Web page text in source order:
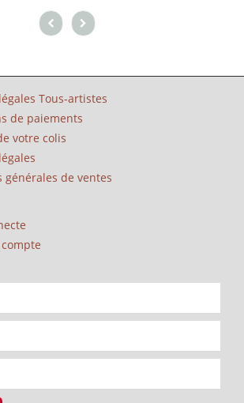
Tous-artistes
de paiements
votre colis
générales de ventes